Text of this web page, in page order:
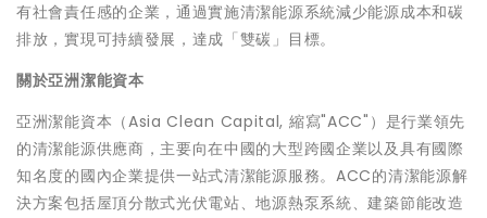
有社會責任感的企業，通過實施清潔能源系統減少能源成本和碳
排放，實現可持續發展，達成「雙碳」目標。
關於亞洲潔能資本
亞洲潔能資本（Asia Clean Capital, 縮寫"ACC"）是行業領先
的清潔能源供應商，主要向在中國的大型跨國企業以及具有國際
知名度的國內企業提供一站式清潔能源服務。ACC的清潔能源解
決方案包括屋頂分散式光伏電站、地源熱泵系統、建築節能改造